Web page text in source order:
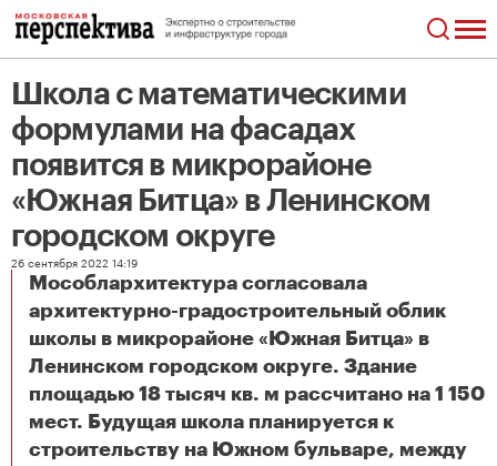
Школа с математическими
формулами на фасадах
появится в микрорайоне
«Южная Битца» в Ленинском
городском округе
26 сентября 2022 14:19
Мособлархитектура согласовала
архитектурно-градостроительный облик
школы в микрорайоне «Южная Битца» в
Ленинском городском округе. Здание
площадью 18 тысяч кв. м рассчитано на 1 150
мест. Будущая школа планируется к
строительству на Южном бульваре, между